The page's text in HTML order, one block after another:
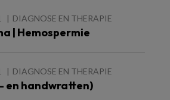
DIAGNOSE EN THERAPIE
| Hemospermie
DIAGNOSE EN THERAPIE
en handwratten)